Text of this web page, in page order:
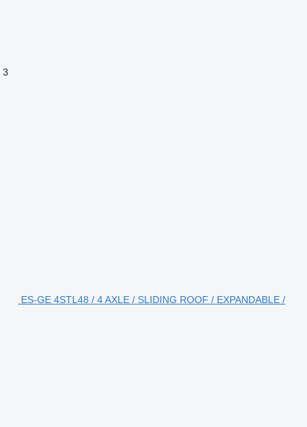
3
ES-GE 4STL48 / 4 AXLE / SLIDING ROOF / EXPANDABLE /